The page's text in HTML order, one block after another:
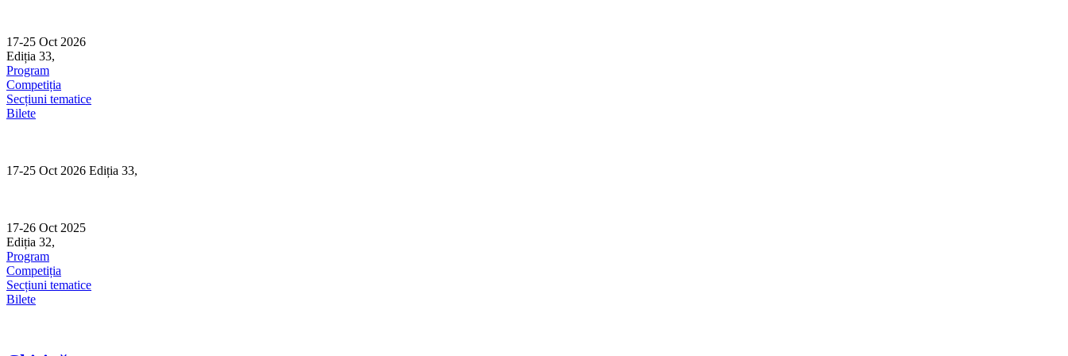
content
17-25 Oct 2026
Ediția 33,
Program
Competiția
Secțiuni tematice
Bilete
17-25 Oct 2026 Ediția 33,
17-26 Oct 2025
Ediția 32,
Program
Competiția
Secțiuni tematice
Bilete